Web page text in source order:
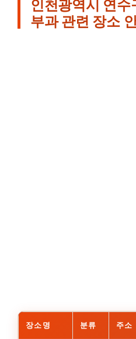
인천광역시 연
부과 관련 장소
장소명 분류 주소